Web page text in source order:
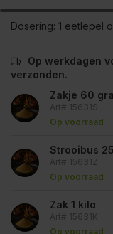
Dosering: 1 eetlepel
Op werkdagen
verzonden.
Zakje 60
Art# 15631S
Op voorraad
Strooibus
Art# 15631Z
Op voorraad
Zak 1 kilo
Art# 15631K
Op voorraad